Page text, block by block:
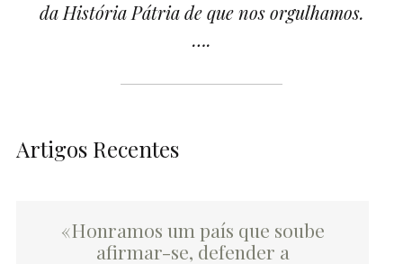
da História Pátria de que nos orgulhamos.
….
Artigos Recentes
«Honramos um país que soube
afirmar-se, defender a